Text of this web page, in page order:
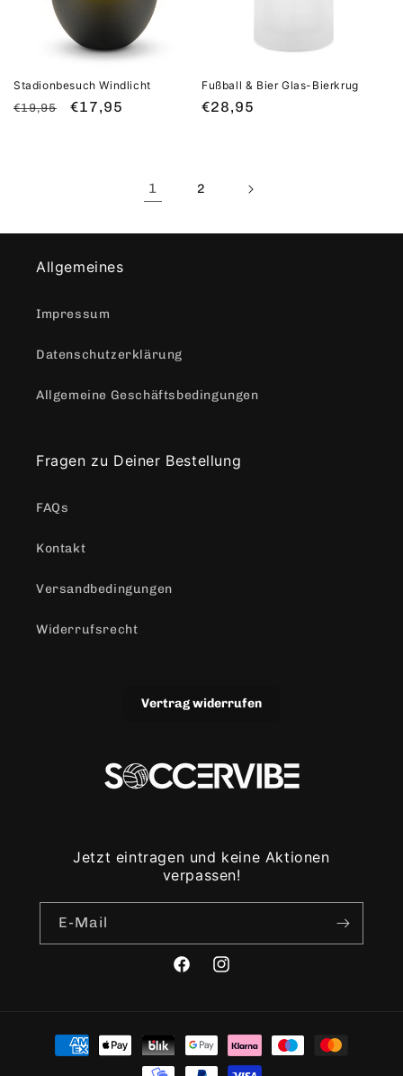
Stadionbesuch Windlicht
Normaler
€19,95 Verkaufspreis
€17,95
Fußball & Bier Glas-Bierkrug
Normaler
€28,95
1 2
Allgemeines
Impressum
Datenschutzerklärung
Allgemeine Geschäftsbedingungen
Fragen zu Deiner Bestellung
FAQs
Kontakt
Versandbedingungen
Widerrufsrecht
Vertrag widerrufen
Jetzt eintragen und keine Aktionen
verpassen!
E-Mail
FacebookInstagram
Zahlungsmethoden